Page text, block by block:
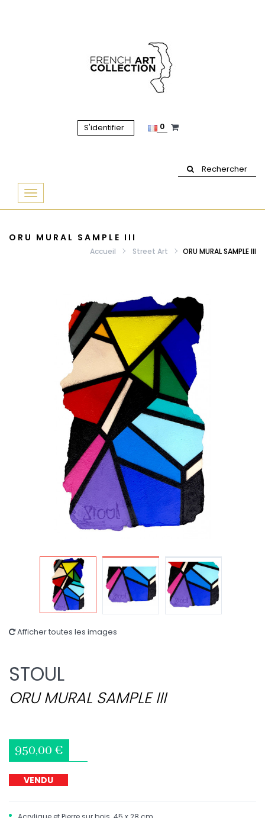
S'identifier 0
Rechercher
Basculer
la
ORU MURAL SAMPLE III
Accueil Street Art ORU MURAL SAMPLE III
Afficher toutes les images
STOUL
ORU MURAL SAMPLE III
950,00 €
VENDU